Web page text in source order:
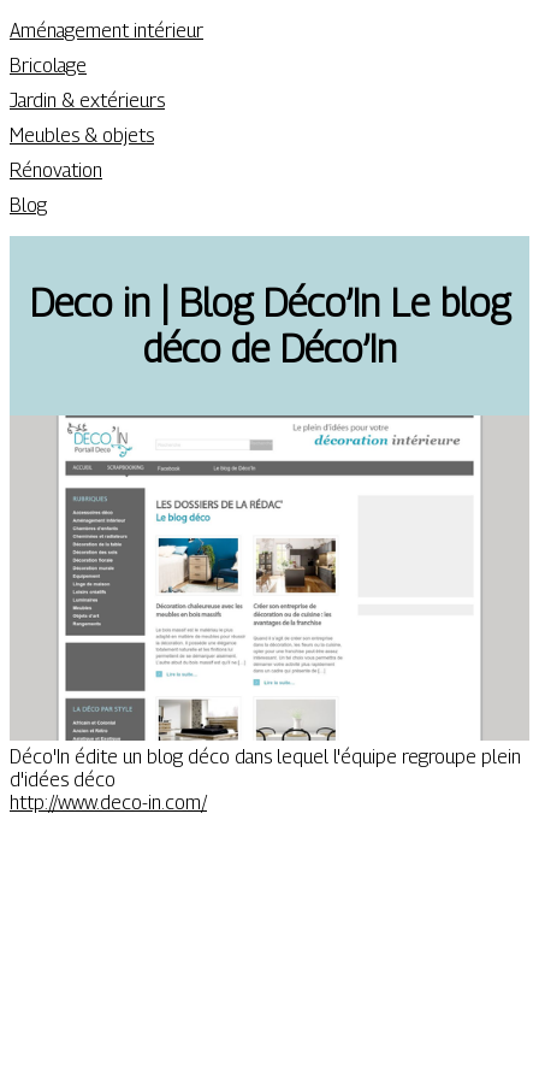
Aménagement intérieur
Bricolage
Jardin & extérieurs
Meubles & objets
Rénovation
Blog
Deco in | Blog Déco’In Le blog
déco de Déco’In
Déco'In édite un blog déco dans lequel l'équipe regroupe plein
d'idées déco
http://www.deco-in.com/